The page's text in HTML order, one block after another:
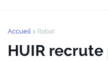
Accueil Rabat
HUIR